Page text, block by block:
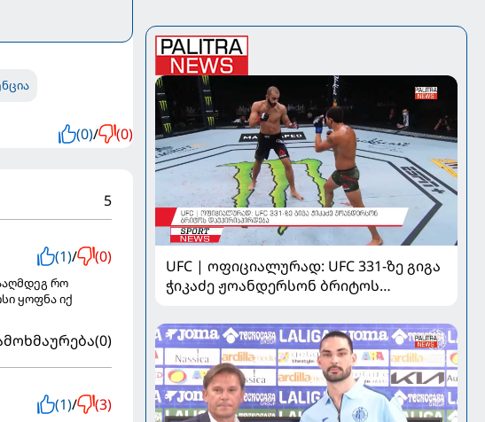
(0)/ (0)
5
(1)/ (0)
რო
ყოფნა იქ
(0)
(1)/ (3)
UFC | ოფიციალურად: UFC 331-ზე გიგა
ჭიკაძე ჟოანდერსონ ბრიტოს